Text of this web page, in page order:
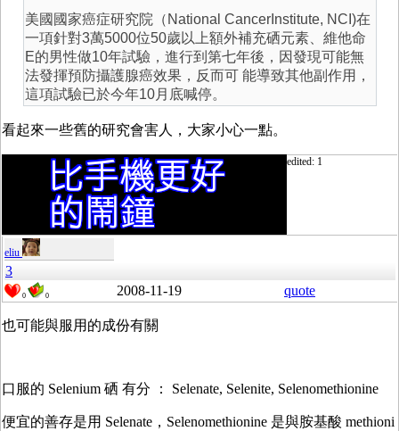
美國國家癌症研究院（National CancerInstitute, NCI)在
一項針對3萬5000位50歲以上額外補充硒元素、維他命
E的男性做10年試驗，進行到第七年後，因發現可能無
法發揮預防攝護腺癌效果，反而可 能導致其他副作用，
這項試驗已於今年10月底喊停。
看起來一些舊的研究會害人，大家小心一點。
edited: 1
eliu
3
0 0 2008-11-19 quote
也可能與服用的成份有關
口服的 Selenium 硒 有分 ： Selenate, Selenite, Selenomethionine
便宜的善存是用 Selenate，Selenomethionine 是與胺基酸 methioni